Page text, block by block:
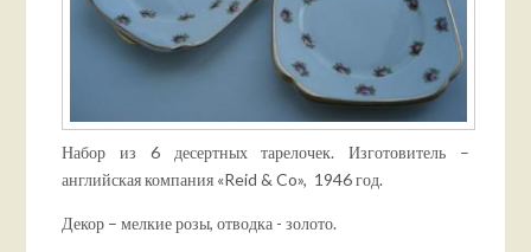
Набор из 6 десертных тарелочек. Изготовитель –
английская компания «Reid & Co», 1946 год.
Декор – мелкие розы, отводка - золото.